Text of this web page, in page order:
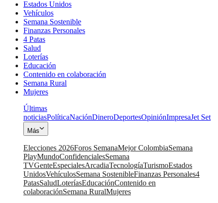
Estados Unidos
Vehículos
Semana Sostenible
Finanzas Personales
4 Patas
Salud
Loterías
Educación
Contenido en colaboración
Semana Rural
Mujeres
Últimas
noticiasPolíticaNaciónDineroDeportesOpiniónImpresaJet Set
Más
Elecciones 2026Foros SemanaMejor ColombiaSemana
PlayMundoConfidencialesSemana
TVGenteEspecialesArcadiaTecnologíaTurismoEstados
UnidosVehículosSemana SostenibleFinanzas Personales4
PatasSaludLoteríasEducaciónContenido en
colaboraciónSemana RuralMujeres